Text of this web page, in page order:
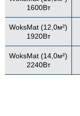
1600Вт
WoksMat (12,0м²)
1920Вт
WoksMat (14,0м²)
2240Вт